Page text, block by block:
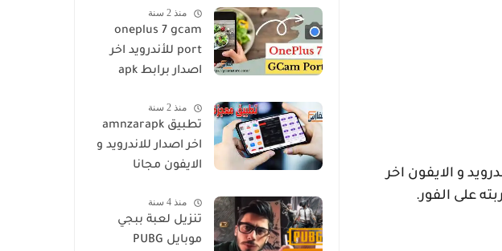
و الايفون اخر
على الفور.
منذ 2 سنة
oneplus 7 gcam
port للأندرويد اخر
اصدار برابط apk
منذ 2 سنة
تطبيق amnzarapk
اخر اصدار للاندرويد و
الايفون مجانا
منذ 4 سنة
تنزيل لعبة ببجي
موبايل PUBG